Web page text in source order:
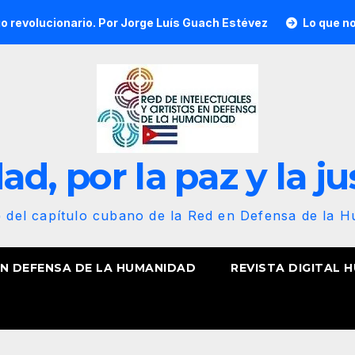
Por Jorge Luís Guach Estévez Lo que no calcularon,
por la paz y la
del capítulo cubano de la Red en Defensa de la
DEFENSA DE LA HUMANIDAD REVISTA DIGITAL